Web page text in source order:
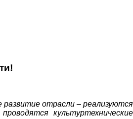
отрасли – реализуются
культуртехнические